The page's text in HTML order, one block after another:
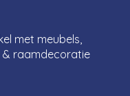
met meubels,
& raamdecoratie